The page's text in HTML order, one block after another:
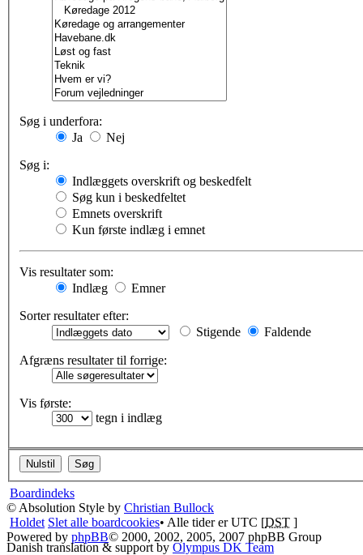
Søg i underfora:
Ja
Nej
Søg i:
Indlæggets overskrift og beskedfelt
Søg kun i beskedfeltet
Emnets overskrift
Kun første indlæg i emnet
Vis resultater som:
Indlæg
Emner
Sorter resultater efter:
Stigende
Faldende
Afgræns resultater til forrige:
Vis første:
tegn i indlæg
Boardindeks
© Absolution Style by Christian Bullock
Holdet Slet alle boardcookies• Alle tider er UTC [DST ]
Powered by phpBB© 2000, 2002, 2005, 2007 phpBB Group
Danish translation & support by Olympus DK Team